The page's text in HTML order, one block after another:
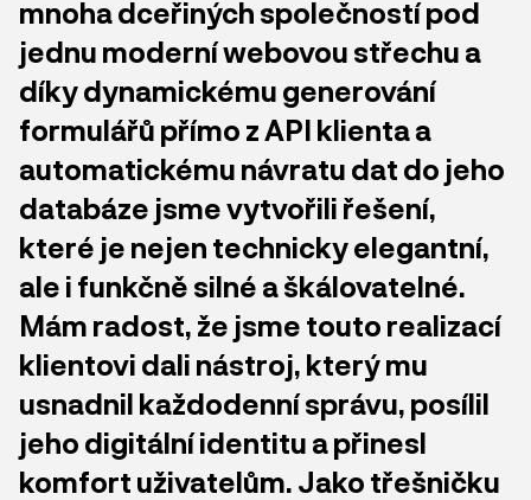
mnoha dceřiných společností pod
jednu moderní webovou střechu a
díky dynamickému generování
formulářů přímo z API klienta a
automatickému návratu dat do jeho
databáze jsme vytvořili řešení,
které je nejen technicky elegantní,
ale i funkčně silné a škálovatelné.
Mám radost, že jsme touto realizací
klientovi dali nástroj, který mu
usnadnil každodenní správu, posílil
jeho digitální identitu a přinesl
komfort uživatelům. Jako třešničku